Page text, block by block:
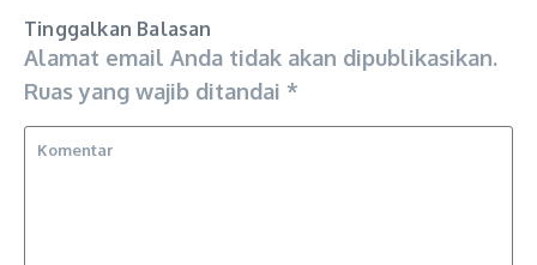
Tinggalkan Balasan
Alamat email Anda tidak akan dipublikasikan.
Ruas yang wajib ditandai *